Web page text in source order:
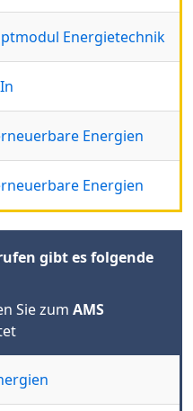
Energietechnik
Energien
Energien
gibt es folgende
Sie zum AMS